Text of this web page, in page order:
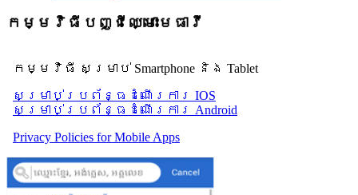
កម្មវិធីបញ្ជីឈ្មោះមេធាវី
កម្មវិធី សម្រាប់ Smartphone និង Tablet
សម្រាប់​ប្រព័ន្ធដំណើរការ IOS
សម្រាប់​ប្រព័ន្ធដំណើរការ Android
Privacy Policies for Mobile Apps